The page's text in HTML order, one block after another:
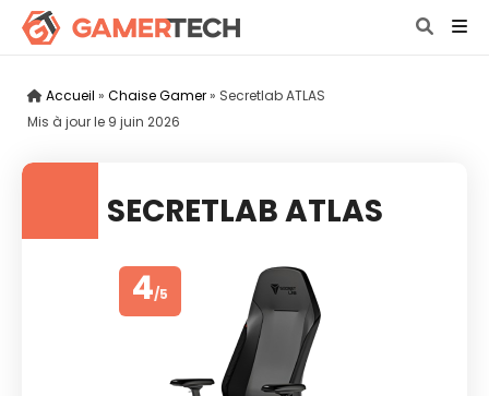
Accueil » Chaise Gamer» Secretlab ATLAS
Mis à jour le 9 juin 2026
SECRETLAB ATLAS
4/5